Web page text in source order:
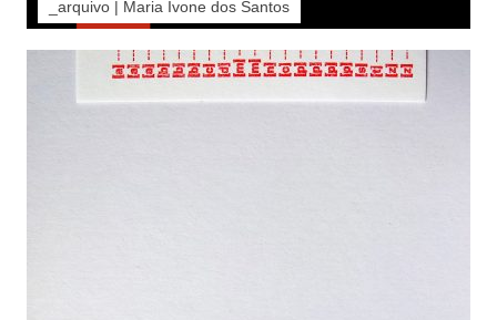
_arquivo | Maria Ivone dos Santos